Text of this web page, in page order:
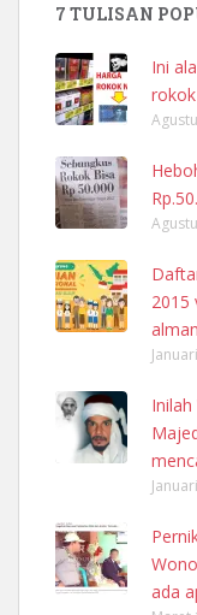
7 TULISAN
Ini
2015
Inilah
ada